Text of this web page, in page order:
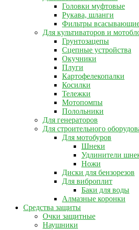
Головки муфтовые
Рукава, шланги
Фильтры
Для культиваторов и
Грунтозацепы
Сцепные устройства
Окучники
Плуги
Картофелекопалки
Косилки
Тележки
Мотопомпы
Полольники
Для генераторов
Для строительного
Для мотобуров
Шнеки
Удлинители
Ножи
Диски для бензорезов
Для виброплит
Баки для воды
Алмазные коронки
Средства защиты
Очки защитные
Наушники